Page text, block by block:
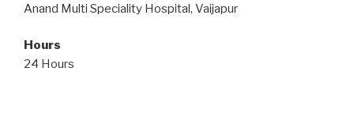
Anand Multi Speciality Hospital, Vaijapur
Hours
24 Hours